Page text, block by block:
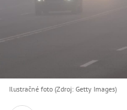
Ilustračné foto (Zdroj: Getty Images)